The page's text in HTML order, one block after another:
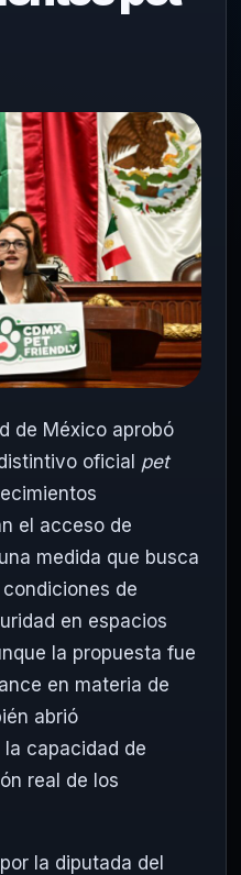
de México aprobó
oficial pet
el acceso de
medida que busca
de
en espacios
la propuesta fue
en materia de
abrió
capacidad de
real de los
la diputada del